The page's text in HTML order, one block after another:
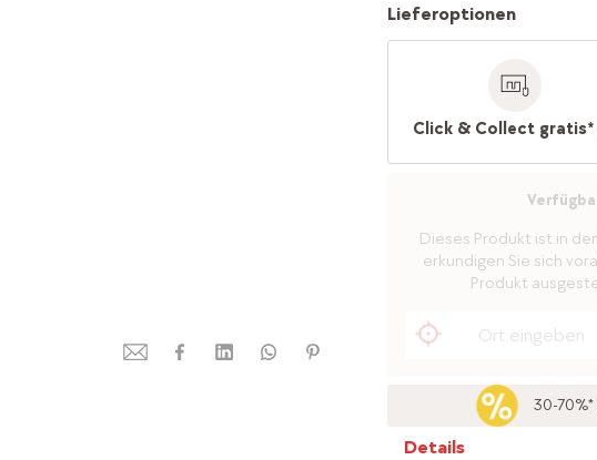
Lieferoptionen
Click & Collect gratis*
Dieses Produkt ist in
erkundigen Sie sich
Produkt
30-
Details